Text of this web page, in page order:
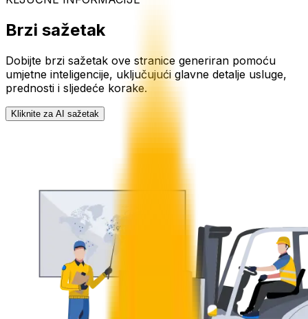
Brzi sažetak
Dobijte brzi sažetak ove stranice generiran pomoću
umjetne inteligencije, uključujući glavne detalje usluge,
prednosti i sljedeće korake.
Kliknite za AI sažetak